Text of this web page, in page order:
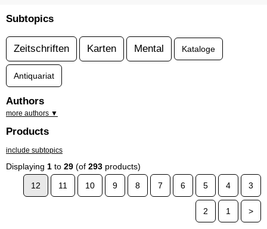
Subtopics
Zeitschriften Karten Mental Kataloge
Antiquariat
Authors
more authors ▼
Products
include subtopics
Displaying 1 to 29 (of 293 products)
12
11 10 9 8 7 6 5 4 3
2 1 >